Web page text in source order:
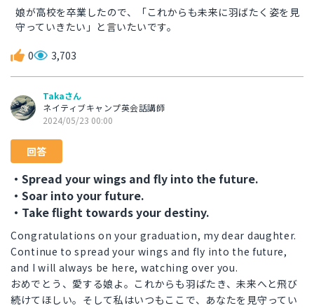
娘が高校を卒業したので、「これからも未来に羽ばたく姿を見
守っていきたい」と言いたいです。
0 3,703
Takaさん
ネイティブキャンプ英会話講師
2024/05/23 00:00
回答
・Spread your wings and fly into the future.
・Soar into your future.
・Take flight towards your destiny.
Congratulations on your graduation, my dear daughter.
Continue to spread your wings and fly into the future,
and I will always be here, watching over you.
おめでとう、愛する娘よ。これからも羽ばたき、未来へと飛び
続けてほしい。そして私はいつもここで、あなたを見守ってい